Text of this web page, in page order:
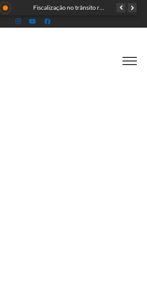
TRAGÉDIA: helicóptero cai e mata quatro pessoas; vítimas eram turistas